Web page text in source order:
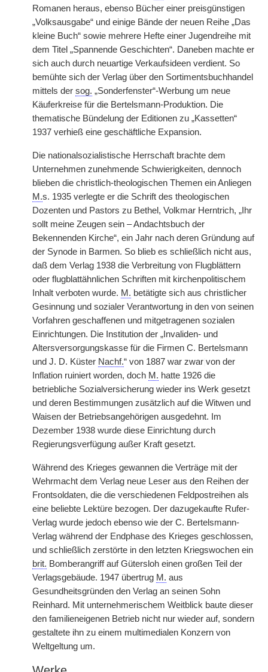
Romanen heraus, ebenso Bücher einer preisgünstigen
„Volksausgabe“ und einige Bände der neuen Reihe „Das
kleine Buch“ sowie mehrere Hefte einer Jugendreihe mit
dem Titel „Spannende Geschichten“. Daneben machte er
sich auch durch neuartige Verkaufsideen verdient. So
bemühte sich der Verlag über den Sortimentsbuchhandel
mittels der sog. „Sonderfenster“-Werbung um neue
Käuferkreise für die Bertelsmann-Produktion. Die
thematische Bündelung der Editionen zu „Kassetten“
1937 verhieß eine geschäftliche Expansion.
Die nationalsozialistische Herrschaft brachte dem
Unternehmen zunehmende Schwierigkeiten, dennoch
blieben die christlich-theologischen Themen ein Anliegen
M.s. 1935 verlegte er die Schrift des theologischen
Dozenten und Pastors zu Bethel, Volkmar Herntrich, „Ihr
sollt meine Zeugen sein – Andachtsbuch der
Bekennenden Kirche“, ein Jahr nach deren Gründung auf
der Synode in Barmen. So blieb es schließlich nicht aus,
daß dem Verlag 1938 die Verbreitung von Flugblättern
oder flugblattähnlichen Schriften mit kirchenpolitischem
Inhalt verboten wurde. M. betätigte sich aus christlicher
Gesinnung und sozialer Verantwortung in den von seinen
Vorfahren geschaffenen und mitgetragenen sozialen
Einrichtungen. Die Institution der „Invaliden- und
Altersversorgungskasse für die Firmen C. Bertelsmann
und J. D. Küster Nachf.“ von 1887 war zwar von der
Inflation ruiniert worden, doch M. hatte 1926 die
betriebliche Sozialversicherung wieder ins Werk gesetzt
und deren Bestimmungen zusätzlich auf die Witwen und
Waisen der Betriebsangehörigen ausgedehnt. Im
Dezember 1938 wurde diese Einrichtung durch
Regierungsverfügung außer Kraft gesetzt.
Während des Krieges gewannen die Verträge mit der
Wehrmacht dem Verlag neue Leser aus den Reihen der
Frontsoldaten, die die verschiedenen Feldpostreihen als
eine beliebte Lektüre bezogen. Der dazugekaufte Rufer-
Verlag wurde jedoch ebenso wie der C. Bertelsmann-
Verlag während der Endphase des Krieges geschlossen,
und schließlich zerstörte in den letzten Kriegswochen ein
brit. Bomberangriff auf Gütersloh einen großen Teil der
Verlagsgebäude. 1947 übertrug M. aus
Gesundheitsgründen den Verlag an seinen Sohn
Reinhard. Mit unternehmerischem Weitblick baute dieser
den familieneigenen Betrieb nicht nur wieder auf, sondern
gestaltete ihn zu einem multimedialen Konzern von
Weltgeltung um.